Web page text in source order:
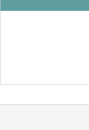
силикагелей.
необходимые